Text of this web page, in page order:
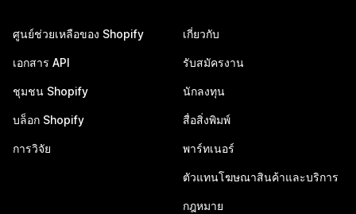
ศูนย์ช่วยเหลือของ Shopify
เอกสาร API
ชุมชน Shopify
บล็อก Shopify
การวิจัย
เกี่ยวกับ
รับสมัครงาน
นักลงทุน
สื่อสิ่งพิมพ์
พาร์ทเนอร์
ตัวแทนโฆษณาสินค้าและบริการ
กฎหมาย